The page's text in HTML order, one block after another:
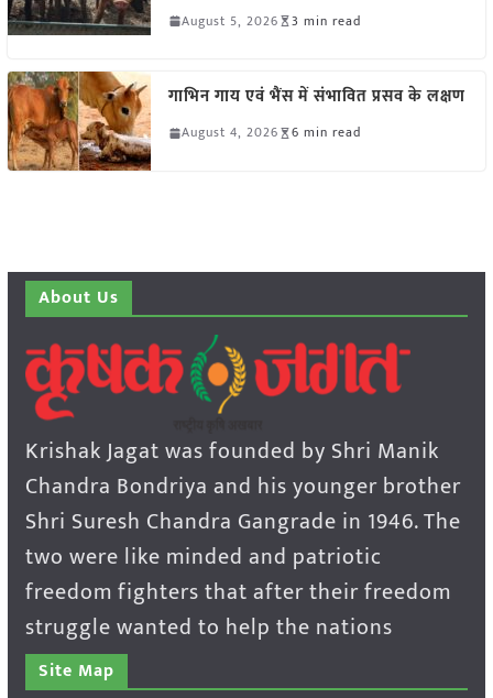
August 5, 2026 3 min read
गाभिन गाय एवं भैंस में संभावित प्रसव के लक्षण
August 4, 2026 6 min read
About Us
Krishak Jagat was founded by Shri Manik
Chandra Bondriya and his younger brother
Shri Suresh Chandra Gangrade in 1946. The
two were like minded and patriotic
freedom fighters that after their freedom
struggle wanted to help the nations
Site Map